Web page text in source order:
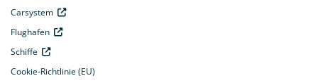
Carsystem
Flughafen
Schiffe
Cookie-Richtlinie (EU)